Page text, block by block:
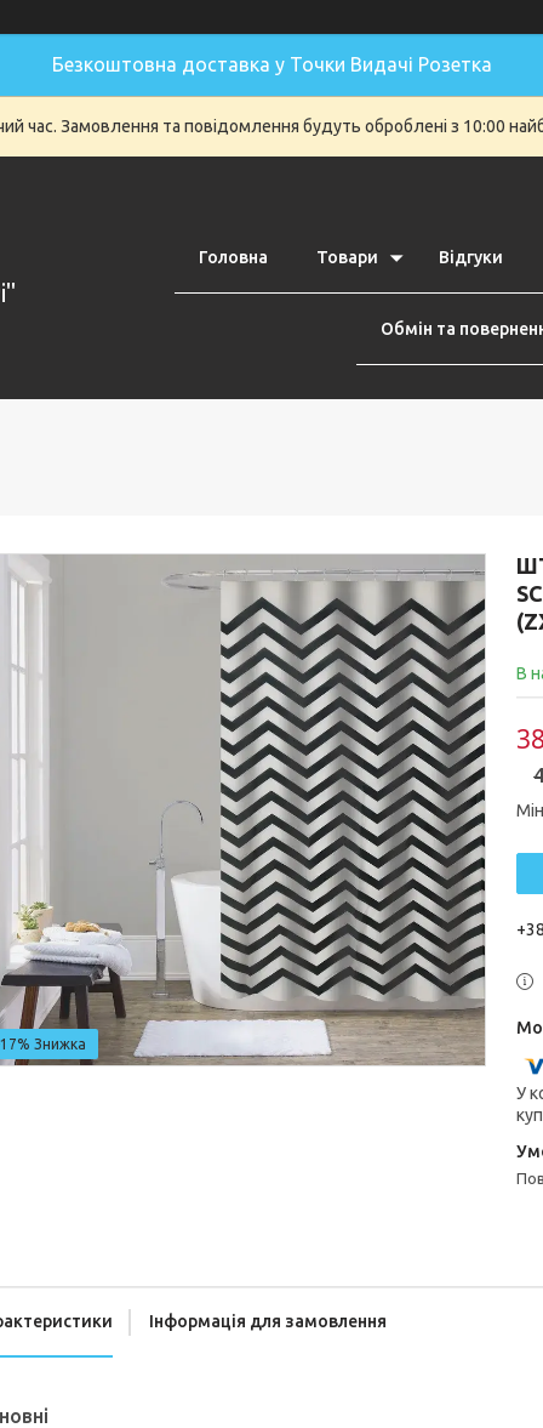
Безкоштовна доставка у Точки Видачі Розетка
час. Замовлення та повідомлення будуть оброблені з 10:00
Головна Товари Відгуки
Обмін та
В
У
Інформація для замовлення